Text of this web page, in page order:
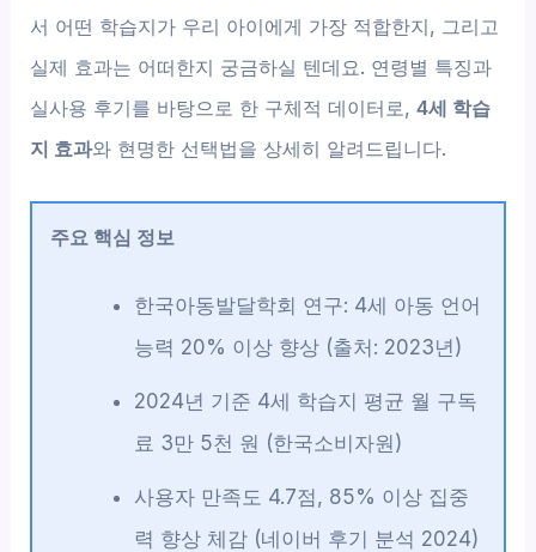
서 어떤 학습지가 우리 아이에게 가장 적합한지, 그리고
실제 효과는 어떠한지 궁금하실 텐데요. 연령별 특징과
실사용 후기를 바탕으로 한 구체적 데이터로,4세 학습
지 효과와 현명한 선택법을 상세히 알려드립니다.
주요 핵심 정보
한국아동발달학회 연구: 4세 아동 언어
능력 20% 이상 향상 (출처: 2023년)
2024년 기준 4세 학습지 평균 월 구독
료 3만 5천 원 (한국소비자원)
사용자 만족도 4.7점, 85% 이상 집중
력 향상 체감 (네이버 후기 분석 2024)